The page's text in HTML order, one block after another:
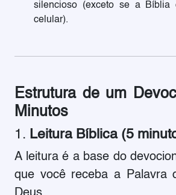
silencioso (exceto se a Bíblia
celular).
Estrutura de um
Minutos
1. Leitura Bíblica (5
A leitura é a base do
que você receba a Palavra